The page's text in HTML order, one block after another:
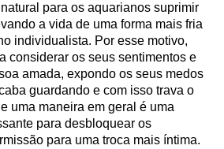
para os aquarianos suprimir
a vida de uma forma mais fria
individualista. Por esse motivo,
considerar os seus sentimentos e
amada, expondo os seus medos
guardando e com isso trava o
uma maneira em geral é uma
para desbloquear os
para uma troca mais íntima.